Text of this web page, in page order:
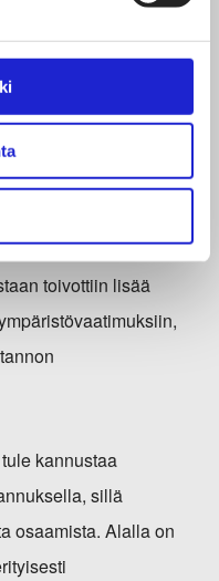
saivat
toivottiin lisää
kannustaa
sillä
osaamista. Alalla on